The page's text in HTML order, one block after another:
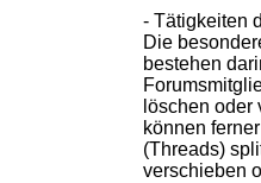
- Tätigkeiten
Die
bestehen
löschen
können
(Threads)
verschieben